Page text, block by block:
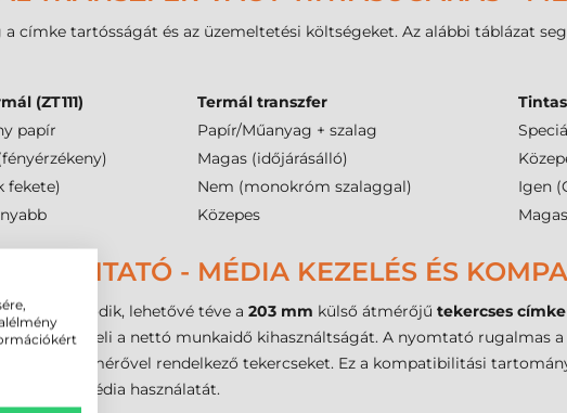
címke tartósságát és az üzemeltetési költségeket. Az alábbi táblázat
(ZT111) Termál transzfer
papír Papír/Műanyag + szalag
Magas (időjárásálló)
fekete) Nem (monokróm szalaggal)
Igen
Közepes
NYOMTATÓ - MÉDIA KEZELÉS ÉS
igazodik, lehetővé téve a 203 mm külső átmérőjű tekercses címke
ami növeli a nettó munkaidő kihasználtságát. A nyomtató rugalmas
cséveátmérővel rendelkező tekercseket. Ez a kompatibilitási
média használatát.